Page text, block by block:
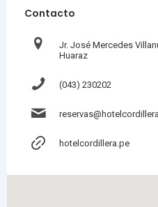
Contacto
Jr. José Mercedes
Huaraz
(043) 230202
hotelcordillera.pe